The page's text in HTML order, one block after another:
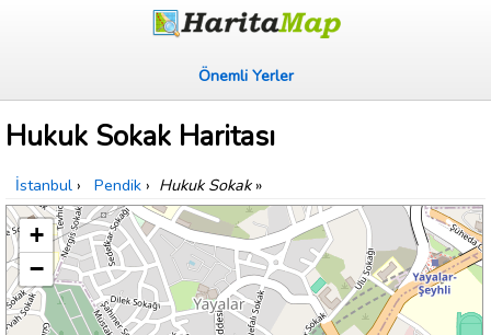
Önemli Yerler
Hukuk Sokak Haritası
İstanbul › Pendik › Hukuk Sokak»
+
−